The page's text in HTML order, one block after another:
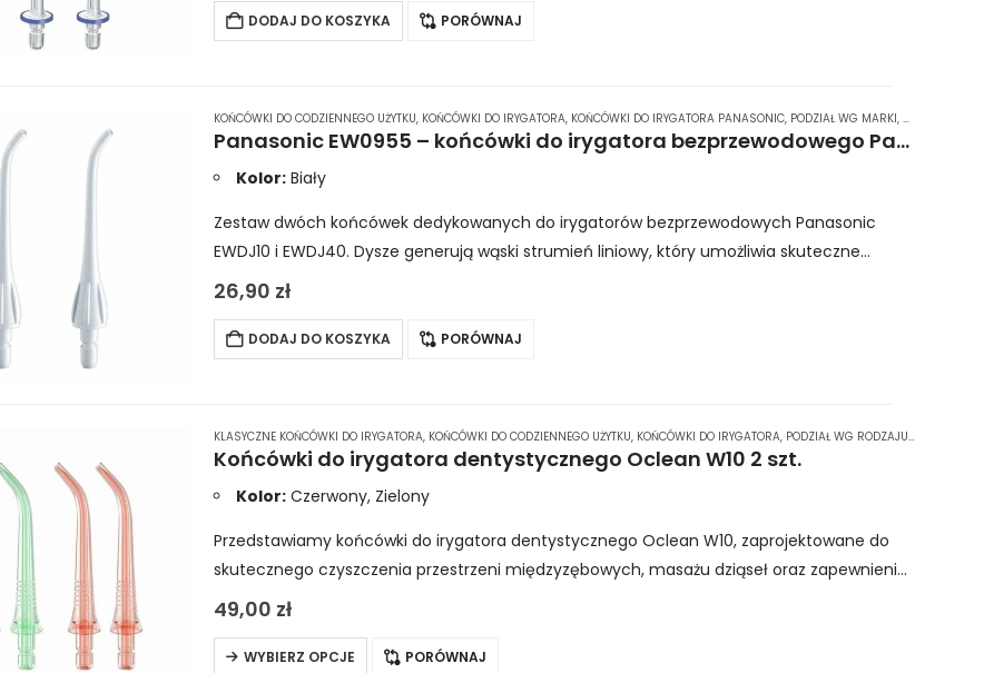
DODAJ DO KOSZYKA PORÓWNAJ
KOŃCÓWKI DO CODZIENNEGO UŻYTKU, KOŃCÓWKI DO IRYGATORA, KOŃCÓWKI DO IRYGATORA PANASONIC, PODZIAŁ WG MARKI, PODZIAŁ WG
Panasonic EW0955 – końcówki do irygatora bezprzewodowego Panasonic – 2 szt.
Kolor: Biały
Zestaw dwóch końcówek dedykowanych do irygatorów bezprzewodowych Panasonic
EWDJ10 i EWDJ40. Dysze generują wąski strumień liniowy, który umożliwia skuteczne
penetrowanie przestrzeni międzyzębowych i obszarów poniżej dziąseł. Dzięki nim
26,90 zł
DODAJ DO KOSZYKA PORÓWNAJ
KLASYCZNE KOŃCÓWKI DO IRYGATORA, KOŃCÓWKI DO CODZIENNEGO UŻYTKU, KOŃCÓWKI DO IRYGATORA, PODZIAŁ WG RODZAJU / PRZEZNACZENIA KONCOWKI IRYGATOR
Końcówki do irygatora dentystycznego Oclean W10 2 szt.
Kolor: Czerwony, Zielony
Przedstawiamy końcówki do irygatora dentystycznego Oclean W10, zaprojektowane do
skutecznego czyszczenia przestrzeni międzyzębowych, masażu dziąseł oraz zapewnienia
świeżego oddechu.
49,00 zł
WYBIERZ OPCJE
Ten
PORÓWNAJ